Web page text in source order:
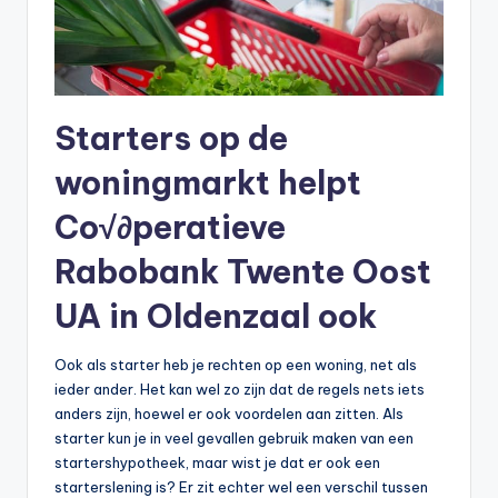
Starters op de
woningmarkt helpt
Co√∂peratieve
Rabobank Twente Oost
UA in Oldenzaal ook
Ook als starter heb je rechten op een woning, net als
ieder ander. Het kan wel zo zijn dat de regels nets iets
anders zijn, hoewel er ook voordelen aan zitten. Als
starter kun je in veel gevallen gebruik maken van een
startershypotheek, maar wist je dat er ook een
starterslening is? Er zit echter wel een verschil tussen